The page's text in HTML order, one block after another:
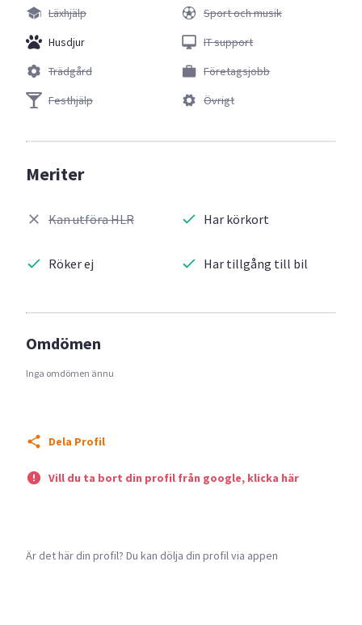
Läxhjälp
Husdjur
Trädgård
Festhjälp
Sport och musik
IT support
Företagsjobb
Övrigt
Meriter
Kan utföra HLR
Röker ej
Har körkort
Har tillgång till bil
Omdömen
Inga omdömen ännu
Dela Profil
Vill du ta bort din profil från google, klicka här
Är det här din profil? Du kan dölja din profil via appen